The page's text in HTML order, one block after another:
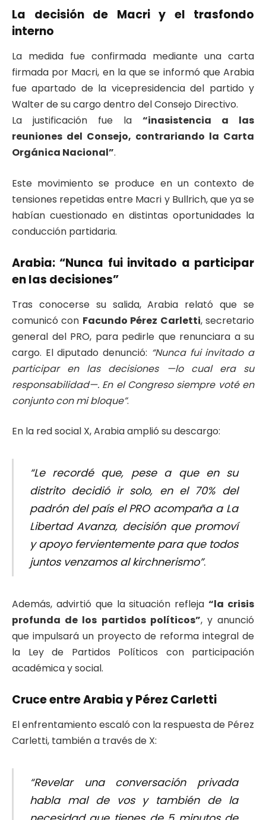
La decisión de Macri y el trasfondo
interno
La medida fue confirmada mediante una carta
firmada por Macri, en la que se informó que Arabia
fue apartado de la vicepresidencia del partido y
Walter de su cargo dentro del Consejo Directivo.
La justificación fue la “inasistencia a las
reuniones del Consejo, contrariando la Carta
Orgánica Nacional”.
Este movimiento se produce en un contexto de
tensiones repetidas entre Macri y Bullrich, que ya se
habían cuestionado en distintas oportunidades la
conducción partidaria.
Arabia: “Nunca fui invitado a participar
en las decisiones”
Tras conocerse su salida, Arabia relató que se
comunicó con Facundo Pérez Carletti, secretario
general del PRO, para pedirle que renunciara a su
cargo. El diputado denunció: “Nunca fui invitado a
participar en las decisiones —lo cual era su
responsabilidad—. En el Congreso siempre voté en
conjunto con mi bloque”.
En la red social X, Arabia amplió su descargo:
“Le recordé que, pese a que en su
distrito decidió ir solo, en el 70% del
padrón del país el PRO acompaña a La
Libertad Avanza, decisión que promoví
y apoyo fervientemente para que todos
juntos venzamos al kirchnerismo”.
Además, advirtió que la situación refleja“la crisis
profunda de los partidos políticos”, y anunció
que impulsará un proyecto de reforma integral de
la Ley de Partidos Políticos con participación
académica y social.
Cruce entre Arabia y Pérez Carletti
El enfrentamiento escaló con la respuesta de Pérez
Carletti, también a través de X:
“Revelar una conversación privada
habla mal de vos y también de la